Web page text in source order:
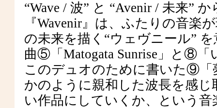
“Wave / 波” と “Avenir / 未来”
『Wavenir』は、ふたりの音楽
の未来を描く“ウェヴニール”
曲⑤「Matogata Sunrise」と⑧
このデュオのために書いた⑨
かのように親和した波長を感
い作品にしていくか、という